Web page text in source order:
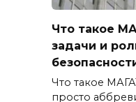
Что такое
задачи и
Что такое
просто